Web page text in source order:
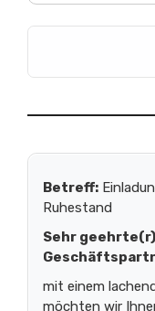
Betreff:
Ruhestand
Sehr geehrte(r)
mit einem
möchten wir